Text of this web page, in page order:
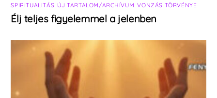
SPIRITUALITÁS ÚJ TARTALOM/ARCHÍVUM ,VONZÁS TÖRVÉNYE
Élj teljes figyelemmel a jelenben